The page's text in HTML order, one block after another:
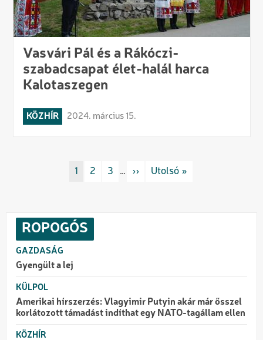
Vasvári Pál és a Rákóczi-
szabadcsapat élet-halál harca
Kalotaszegen
KÖZHÍR 2024. március 15.
OldalszámozásRovat/cimke
1 Rovat/cimke
2 Rovat/cimke
3 … Következő oldal
›› Utolsó oldal
Utolsó »
ROPOGÓS
GAZDASÁG
Gyengült a lej
KÜLPOL
Amerikai hírszerzés: Vlagyimir Putyin akár már ősszel
korlátozott támadást indíthat egy NATO-tagállam ellen
KÖZHÍR